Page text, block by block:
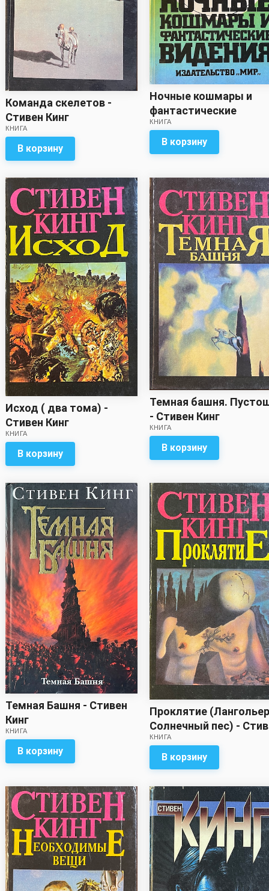
Команда скелетов -
Стивен Кинг
КНИГА
В корзину
Ночные кошмары и
фантастические
видения - Стивен Кинг
КНИГА
В корзину
Исход ( два тома) -
Стивен Кинг
КНИГА
В корзину
Темная башня.
- Стивен Кинг
КНИГА
В корзину
Темная Башня - Стивен
Кинг
КНИГА
В корзину
Проклятие
Солнечный пес) -
Кинг
КНИГА
В корзину